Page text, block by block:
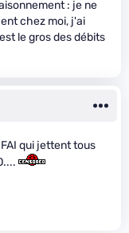
: je ne
chez moi, j'ai
le gros des débits
qui jettent tous